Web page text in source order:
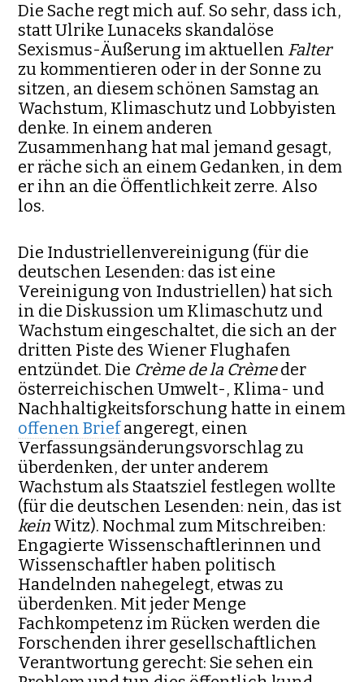
Die Sache regt mich auf. So sehr, dass ich,
statt Ulrike Lunaceks skandalöse
Sexismus-Äußerung im aktuellen Falter
zu kommentieren oder in der Sonne zu
sitzen, an diesem schönen Samstag an
Wachstum, Klimaschutz und Lobbyisten
denke. In einem anderen
Zusammenhang hat mal jemand gesagt,
er räche sich an einem Gedanken, in dem
er ihn an die Öffentlichkeit zerre. Also
los.
Die Industriellenvereinigung (für die
deutschen Lesenden: das ist eine
Vereinigung von Industriellen) hat sich
in die Diskussion um Klimaschutz und
Wachstum eingeschaltet, die sich an der
dritten Piste des Wiener Flughafen
entzündet. Die Crème de la Crèmeder
österreichischen Umwelt-, Klima- und
Nachhaltigkeitsforschung hatte in einem
offenen Briefangeregt, einen
Verfassungsänderungsvorschlag zu
überdenken, der unter anderem
Wachstum als Staatsziel festlegen wollte
(für die deutschen Lesenden: nein, das ist
kein Witz). Nochmal zum Mitschreiben:
Engagierte Wissenschaftlerinnen und
Wissenschaftler haben politisch
Handelnden nahegelegt, etwas zu
überdenken. Mit jeder Menge
Fachkompetenz im Rücken werden die
Forschenden ihrer gesellschaftlichen
Verantwortung gerecht: Sie sehen ein